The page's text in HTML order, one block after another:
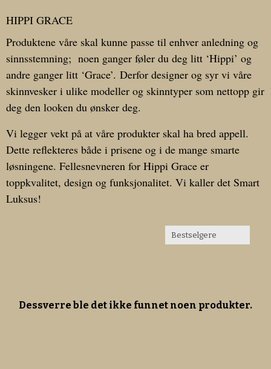
HIPPI GRACE
Produktene våre skal kunne passe til enhver anledning og
sinnsstemning; noen ganger føler du deg litt ‘Hippi’ og
andre ganger litt ‘Grace’. Derfor designer og syr vi våre
skinnvesker i ulike modeller og skinntyper som nettopp gir
deg den looken du ønsker deg.
Vi legger vekt på at våre produkter skal ha bred appell.
Dette reflekteres både i prisene og i de mange smarte
løsningene. Fellesnevneren for Hippi Grace er
toppkvalitet, design og funksjonalitet. Vi kaller det Smart
Luksus!
Dessverre ble det ikke funnet noen produkter.